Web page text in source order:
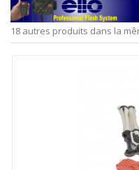
18 autres produits dans la